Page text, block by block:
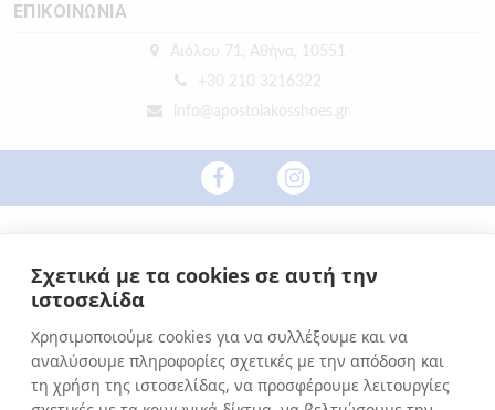
ΕΠΙΚΟΙΝΩΝΙΑ
Αιόλου 71, Αθήνα, 10551
+30 210 3216322
info@apostolakosshoes.gr
Σχετικά με τα cookies σε αυτή την
ιστοσελίδα
Χρησιμοποιούμε cookies για να συλλέξουμε και να
αναλύσουμε πληροφορίες σχετικές με την απόδοση και
τη χρήση της ιστοσελίδας, να προσφέρουμε λειτουργίες